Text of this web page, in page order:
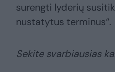
surengti lyderių
nustatytus terminus“.
Sekite svarbiausias